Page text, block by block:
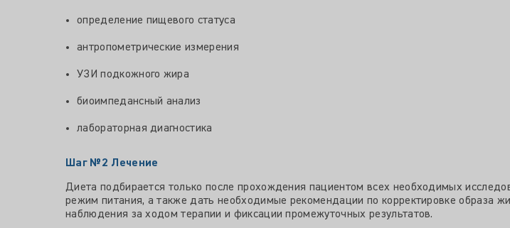
определение пищевого статуса
антропометрические измерения
УЗИ подкожного жира
биоимпедансный анализ
лабораторная диагностика
Шаг №2 Лечение
Диета подбирается только после прохождения пациентом всех необходимых
режим питания, а также дать необходимые рекомендации по корректировке образа
наблюдения за ходом терапии и фиксации промежуточных результатов.